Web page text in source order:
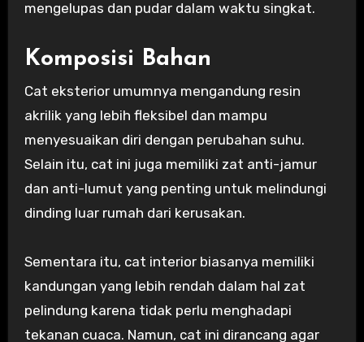
mengelupas dan pudar dalam waktu singkat.
Komposisi Bahan
Cat eksterior umumnya mengandung resin
akrilik yang lebih fleksibel dan mampu
menyesuaikan diri dengan perubahan suhu.
Selain itu, cat ini juga memiliki zat anti-jamur
dan anti-lumut yang penting untuk melindungi
dinding luar rumah dari kerusakan.
Sementara itu, cat interior biasanya memiliki
kandungan yang lebih rendah dalam hal zat
pelindung karena tidak perlu menghadapi
tekanan cuaca. Namun, cat ini dirancang agar